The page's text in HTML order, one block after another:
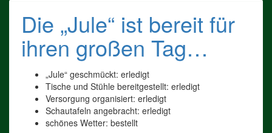
Die „Jule“ ist bereit für
ihren großen Tag…
„Jule“ geschmückt: erledigt
Tische und Stühle bereitgestellt: erledigt
Versorgung organisiert: erledigt
Schautafeln angebracht: erledigt
schönes Wetter: bestellt